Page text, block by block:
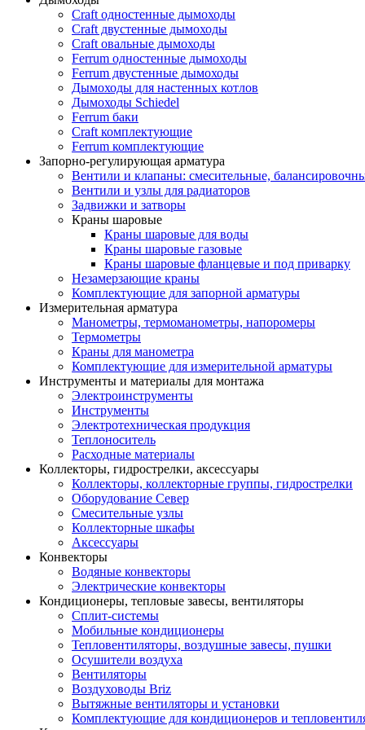
Craft одностенные дымоходы
Craft двустенные дымоходы
Craft овальные дымоходы
Ferrum одностенные дымоходы
Ferrum двустенные дымоходы
Дымоходы для настенных котлов
Дымоходы Schiedel
Ferrum баки
Craft комплектующие
Ferrum комплектующие
Запорно-регулирующая арматура
Вентили и клапаны: смесительные,
Вентили и узлы для радиаторов
Задвижки и затворы
Краны шаровые
Краны шаровые для воды
Краны шаровые газовые
Краны шаровые фланцевые и под приварку
Незамерзающие краны
Комплектующие для запорной арматуры
Измерительная арматура
Манометры, термоманометры, напоромеры
Термометры
Краны для манометра
Комплектующие для измерительной арматуры
Инструменты и материалы для монтажа
Электроинструменты
Инструменты
Электротехническая продукция
Теплоноситель
Расходные материалы
Коллекторы, гидрострелки, аксессуары
Коллекторы, коллекторные группы, гидрострелки
Оборудование Север
Смесительные узлы
Коллекторные шкафы
Аксессуары
Конвекторы
Водяные конвекторы
Электрические конвекторы
Кондиционеры, тепловые завесы, вентиляторы
Сплит-системы
Мобильные кондиционеры
Тепловентиляторы, воздушные завесы, пушки
Осушители воздуха
Вентиляторы
Воздуховоды Briz
Вытяжные вентиляторы и установки
Комплектующие для кондиционеров и